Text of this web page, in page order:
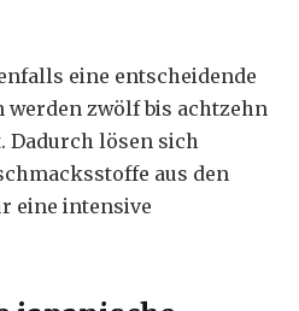
eine entscheidende
werden zwölf bis achtzehn
Dadurch lösen sich
aus den
eine intensive